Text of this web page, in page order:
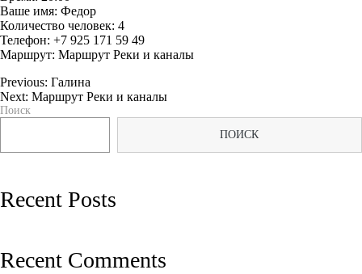
Ваше имя: Федор
Количество человек: 4
Телефон: +7 925 171 59 49
Маршрут: Маршрут Реки и каналы
Навигация
записям
Previous: Галина
Next: Маршрут Реки и каналы
Поиск
ПОИСК
Recent Posts
Recent Comments